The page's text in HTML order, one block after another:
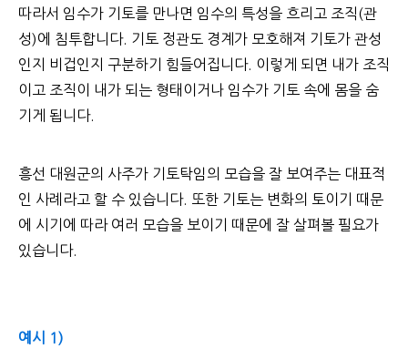
따라서 임수가 기토를 만나면 임수의 특성을 흐리고 조직(관
성)에 침투합니다. 기토 정관도 경계가 모호해져 기토가 관성
인지 비겁인지 구분하기 힘들어집니다. 이렇게 되면 내가 조직
이고 조직이 내가 되는 형태이거나 임수가 기토 속에 몸을 숨
기게 됩니다.
흥선 대원군의 사주가 기토탁임의 모습을 잘 보여주는 대표적
인 사례라고 할 수 있습니다. 또한 기토는 변화의 토이기 때문
에 시기에 따라 여러 모습을 보이기 때문에 잘 살펴볼 필요가
있습니다.
예시 1)